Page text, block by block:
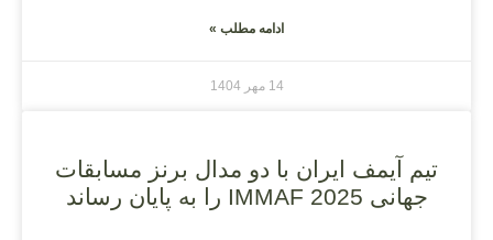
ادامه مطلب »
14 مهر 1404
تیم آیمف ایران با دو مدال برنز مسابقات
جهانی IMMAF 2025 را به پایان رساند